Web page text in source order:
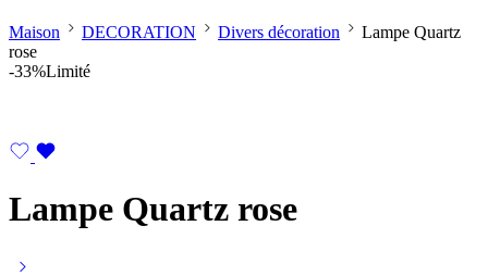
Maison DECORATION Divers décoration
Lampe Quartz
rose
-33%Limité
Lampe Quartz rose